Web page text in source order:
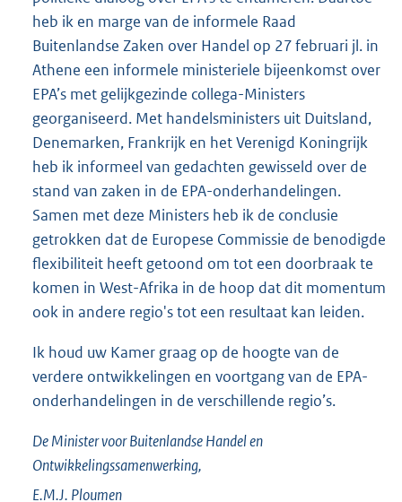
heb ik en marge van de informele Raad
Buitenlandse Zaken over Handel op 27 februari jl. in
Athene een informele ministeriele bijeenkomst over
EPA’s met gelijkgezinde collega-Ministers
georganiseerd. Met handelsministers uit Duitsland,
Denemarken, Frankrijk en het Verenigd Koningrijk
heb ik informeel van gedachten gewisseld over de
stand van zaken in de EPA-onderhandelingen.
Samen met deze Ministers heb ik de conclusie
getrokken dat de Europese Commissie de benodigde
flexibiliteit heeft getoond om tot een doorbraak te
komen in West-Afrika in de hoop dat dit momentum
ook in andere regio's tot een resultaat kan leiden.
Ik houd uw Kamer graag op de hoogte van de
verdere ontwikkelingen en voortgang van de EPA-
onderhandelingen in de verschillende regio’s.
De Minister voor Buitenlandse Handel en
Ontwikkelingssamenwerking,
E.M.J. Ploumen